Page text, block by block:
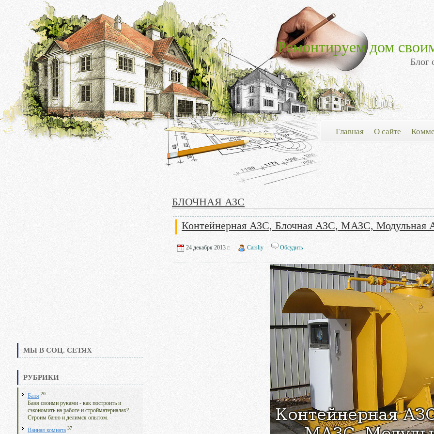
Ремонтируем дом
Блог
Главная О сайте
МЫ В СОЦ. СЕТЯХ
РУБРИКИ
Баня 20
Баня своими руками - как построить и
сэкономить на работе и стройматериалах?
Строим баню и делимся опытом.
Ванная комната 37
БЛОЧНАЯ АЗС
Контейнерная АЗС, Блочная АЗС, МАЗС, Модульная
24 декабря 2013 г. Carsliy Обсудить